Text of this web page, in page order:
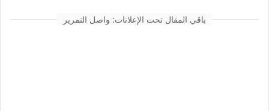
باقي المقال تحت الإعلانات: واصل التمرير